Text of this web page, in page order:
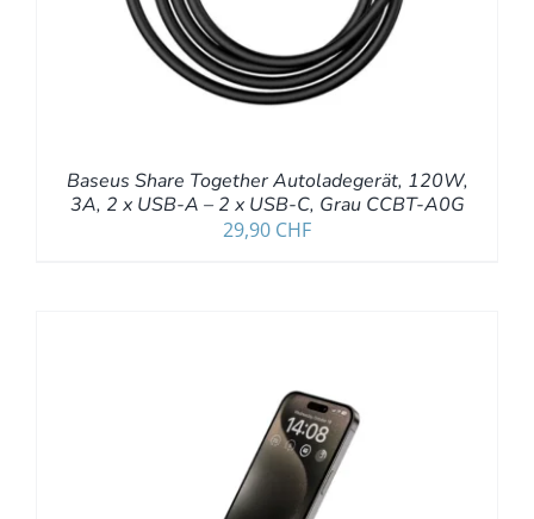
Baseus Share Together Autoladegerät, 120W,
3A, 2 x USB-A – 2 x USB-C, Grau CCBT-A0G
29,90 CHF